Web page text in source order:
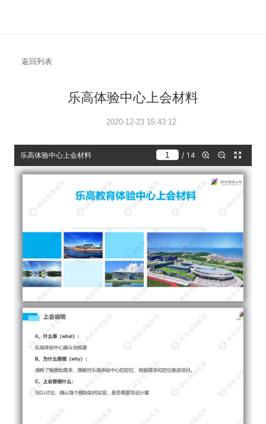
返回列表
乐高体验中心
2020-12-23